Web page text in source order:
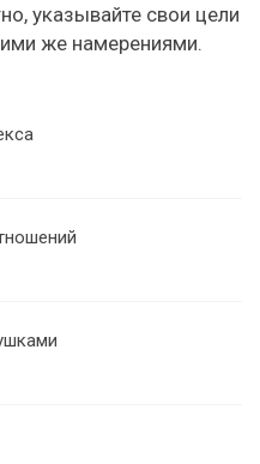
указывайте свои цели
же намерениями.